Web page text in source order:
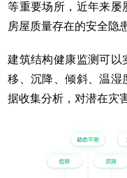
等重要场所，近年来屡
房屋质量存在的安全隐
建筑结构健康监测可以
移、沉降、倾斜、温湿
据收集分析，对潜在灾